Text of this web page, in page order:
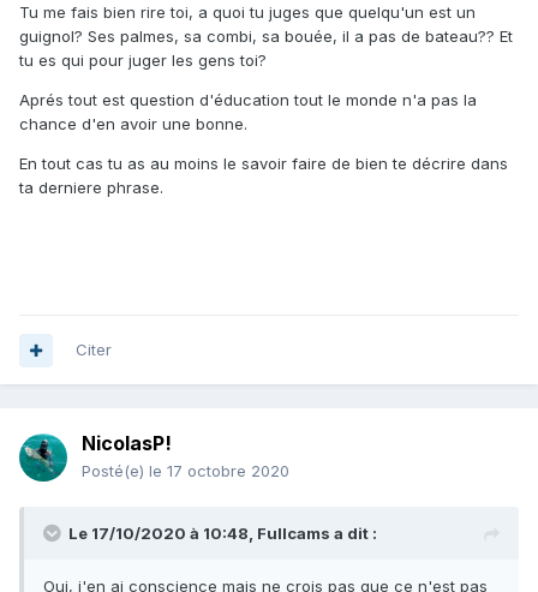
chasser juste les cailloux de merde avc des pins sortir avec
deux dodo de 25 un poulpe et un loups de 30 au mieux et j
ai pas envie d attendre qu il ai finis là digues pour faires
mes deux cassures ou tôles ou gravières vasières... qu ils
ne connaissent pas ou je fais des vrais poissons qui ne
par exemple palavas je commence par la pointe je fais pas
journée attendre qu il ai finis
Pour infos j ai fais des pêches fabuleuses en passant après
réfléchir et faut surtout connaître le poissons la zones, j ai
Tu me fais bien rire toi, a quoi tu juges que quelqu'un est un
guignol? Ses palmes, sa combi, sa bouée, il a pas de bateau?? Et
tu es qui pour juger les gens toi?
Aprés tout est question d'éducation tout le monde n'a pas la
chance d'en avoir une bonne.
En tout cas tu as au moins le savoir faire de bien te décrire dans
ta derniere phrase.
Citer
NicolasP!
Posté(e) le 17 octobre 2020
Le 17/10/2020 à 10:48, Fullcams a dit :
Oui, j'en ai conscience mais ne crois pas que ce n'est pas